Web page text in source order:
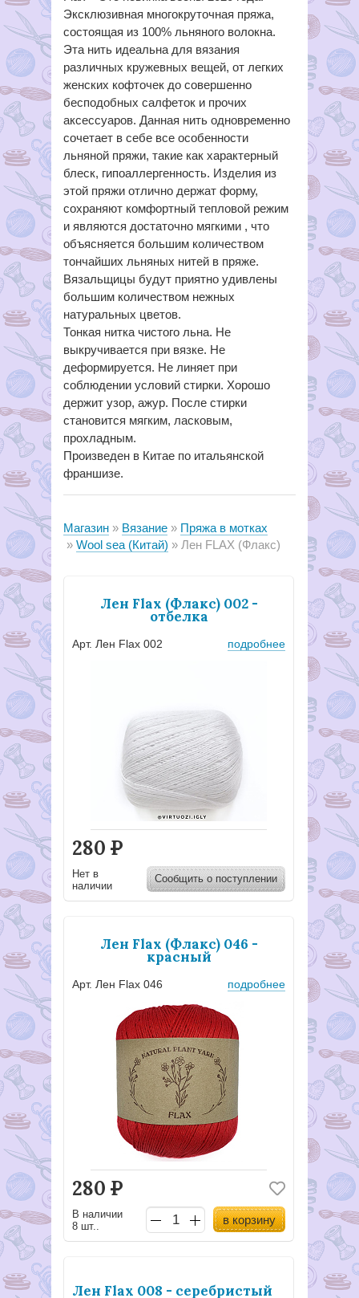
Эксклюзивная многокруточная пряжа,
состоящая из 100% льняного волокна.
Эта нить идеальна для вязания
различных кружевных вещей, от легких
женских кофточек до совершенно
бесподобных салфеток и прочих
аксессуаров. Данная нить одновременно
сочетает в себе все особенности
льняной пряжи, такие как характерный
блеск, гипоаллергенность. Изделия из
этой пряжи отлично держат форму,
сохраняют комфортный тепловой режим
и являются достаточно мягкими , что
объясняется большим количеством
тончайших льняных нитей в пряже.
Вязальщицы будут приятно удивлены
большим количеством нежных
натуральных цветов.
Тонкая нитка чистого льна. Не
выкручивается при вязке. Не
деформируется. Не линяет при
соблюдении условий стирки. Хорошо
держит узор, ажур. После стирки
становится мягким, ласковым,
прохладным.
Произведен в Китае по итальянской
франшизе.
Магазин Вязание
Пряжа в мотках
Wool sea (Китай)
Лен FLAX (Флакс)
Лен Flax (Флакс) 002 -
отбелка
Арт. Лен Flax 002 подробнее
280 Р
Нет в
наличии
Сообщить о поступлении
Лен Flax (Флакс) 046 -
красный
Арт. Лен Flax 046 подробнее
280 Р
В наличии
8 шт..
в корзину
Лен Flax 008 - серебристый